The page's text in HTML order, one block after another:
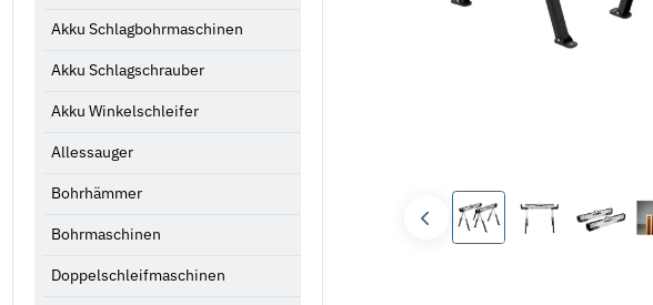
Akku Schlagbohrmaschinen
Akku Schlagschrauber
Akku Winkelschleifer
Allessauger
Bohrhämmer
Bohrmaschinen
Doppelschleifmaschinen